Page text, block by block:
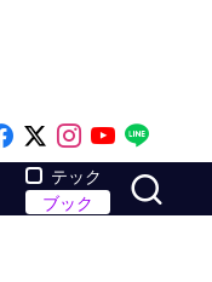
Like on Facebook
Follow on x
Follow on
Follow
テック
ブック